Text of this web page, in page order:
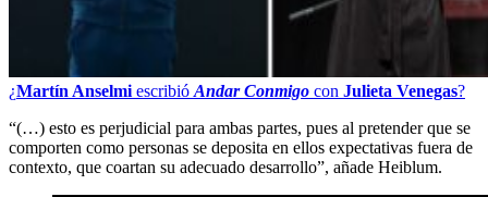
¿Martín Anselmi escribió Andar Conmigo con Julieta Venegas?
“(…) esto es perjudicial para ambas partes, pues al pretender que se
comporten como personas se deposita en ellos expectativas fuera de
contexto, que coartan su adecuado desarrollo”, añade Heiblum.